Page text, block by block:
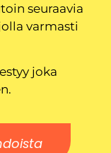
seuraavia
varmasti
joka